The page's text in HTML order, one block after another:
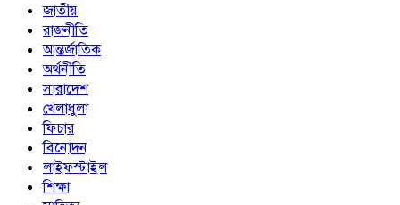
জাতীয়
রাজনীতি
আন্তর্জাতিক
অর্থনীতি
সারাদেশ
খেলাধুলা
ফিচার
বিনোদন
লাইফস্টাইল
শিক্ষা